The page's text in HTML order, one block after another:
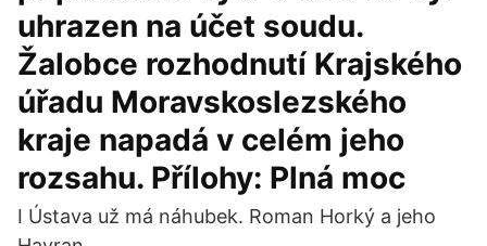
uhrazen na účet soudu.
Žalobce rozhodnutí Krajského
úřadu Moravskoslezského
kraje napadá v celém jeho
rozsahu. Přílohy: Plná moc
I Ústava už má náhubek. Roman Horký a jeho